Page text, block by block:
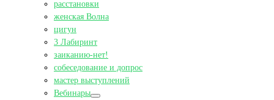
расстановки
женская Волна
цигун
3 Лабиринт
заиканию-нет!
собеседование и допрос
мастер выступлений
Вебинары